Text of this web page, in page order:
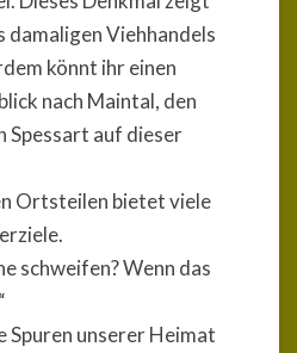
damaligen Viehhandels
könnt ihr einen
nach Maintal, den
Spessart auf dieser
Ortsteilen bietet viele
schweifen? Wenn das
Spuren unserer Heimat